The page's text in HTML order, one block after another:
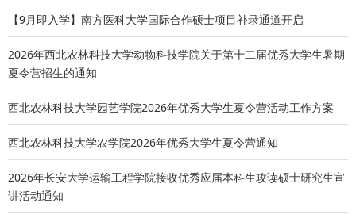
咨询QQ群：974660725
完整信息查看原文：
https://mp.weixin.qq.com/s/F4eV2S1LJs_Nj6qOOjkmhQ
【9月即入学】南方医科大学国际合作硕士项目补录通道开启
2026年西北农林科技大学动物科技学院关于第十二届优秀大学生暑期
夏令营招生的通知
西北农林科技大学园艺学院2026年优秀大学生夏令营活动工作方案
西北农林科技大学农学院2026年优秀大学生夏令营通知
2026年长安大学运输工程学院接收优秀应届本科生攻读硕士研究生宣
讲活动通知